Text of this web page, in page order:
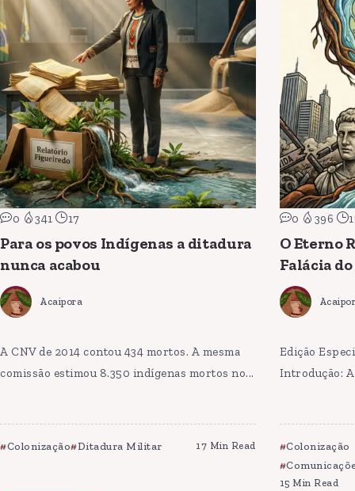
0 341 17
Para os povos Indígenas a ditadura
nunca acabou
Acaipora
A CNV de 2014 contou 434 mortos. A mesma
comissão estimou 8.350 indígenas mortos no...
Colonização Ditadura Militar 17 Min Read
0 396
O Eterno
Falácia
Edição
Introdução:
Colonização
15 Min Read